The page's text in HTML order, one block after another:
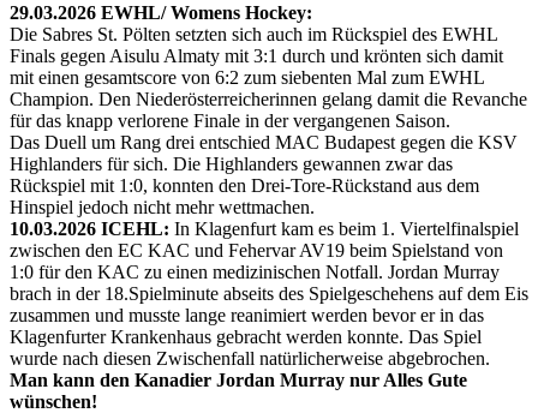
29.03.2026 EWHL/ Womens Hockey:
Die Sabres St. Pölten setzten sich auch im Rückspiel des EWHL
Finals gegen Aisulu Almaty mit 3:1 durch und krönten sich damit
mit einen gesamtscore von 6:2 zum siebenten Mal zum EWHL
Champion. Den Niederösterreicherinnen gelang damit die Revanche
für das knapp verlorene Finale in der vergangenen Saison.
Das Duell um Rang drei entschied MAC Budapest gegen die KSV
Highlanders für sich. Die Highlanders gewannen zwar das
Rückspiel mit 1:0, konnten den Drei-Tore-Rückstand aus dem
Hinspiel jedoch nicht mehr wettmachen.
10.03.2026 ICEHL: In Klagenfurt kam es beim 1. Viertelfinalspiel
zwischen den EC KAC und Fehervar AV19 beim Spielstand von
1:0 für den KAC zu einen medizinischen Notfall. Jordan Murray
brach in der 18.Spielminute abseits des Spielgeschehens auf dem Eis
zusammen und musste lange reanimiert werden bevor er in das
Klagenfurter Krankenhaus gebracht werden konnte. Das Spiel
wurde nach diesen Zwischenfall natürlicherweise abgebrochen.
Man kann den Kanadier Jordan Murray nur Alles Gute
wünschen!